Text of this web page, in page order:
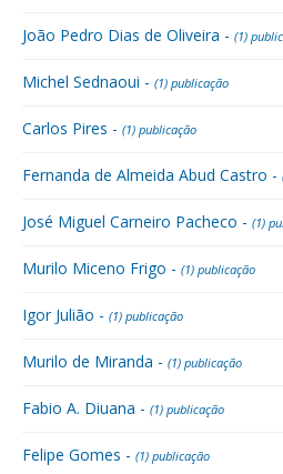
João Pedro Dias de Oliveira - (1)
Michel Sednaoui - (1) publicação
Carlos Pires - (1) publicação
Fernanda de Almeida Abud Castro -
José Miguel Carneiro Pacheco - (1)
Murilo Miceno Frigo - (1) publicação
Igor Julião - (1) publicação
Murilo de Miranda - (1) publicação
Fabio A. Diuana - (1) publicação
Felipe Gomes - (1) publicação